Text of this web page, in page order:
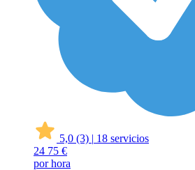
5,0 (3) | 18 servicios
24 75 €
por hora